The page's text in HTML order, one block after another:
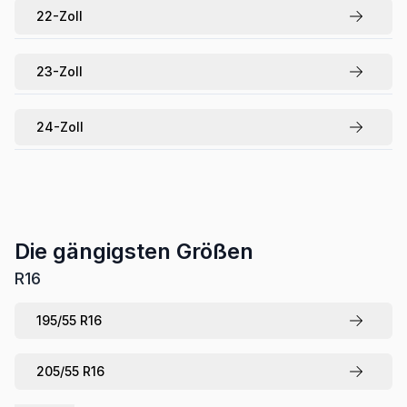
22-Zoll
23-Zoll
24-Zoll
Die gängigsten Größen
R16
195/55 R16
205/55 R16